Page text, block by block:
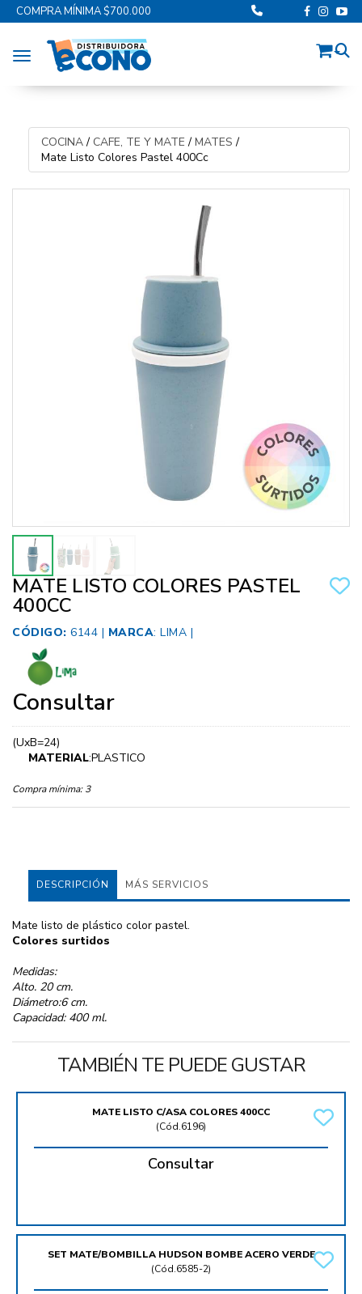
COMPRA MÍNIMA $700.000
Toggle navigation
COCINA/ CAFE, TE Y MATE / MATES /
Mate Listo Colores Pastel 400Cc
MATE LISTO COLORES PASTEL
400CC
CÓDIGO: 6144 | MARCA: LIMA |
Consultar
(UxB=24)
MATERIAL:PLASTICO
Compra mínima: 3
DESCRIPCIÓN MÁS SERVICIOS
Mate listo de plástico color pastel.
Colores surtidos
Medidas:
Alto. 20 cm.
Diámetro:6 cm.
Capacidad: 400 ml.
TAMBIÉN TE PUEDE GUSTAR
MATE LISTO C/ASA COLORES 400CC
(Cód.6196)
Consultar
SET MATE/BOMBILLA HUDSON BOMBE ACERO VERDE
(Cód.6585-2)